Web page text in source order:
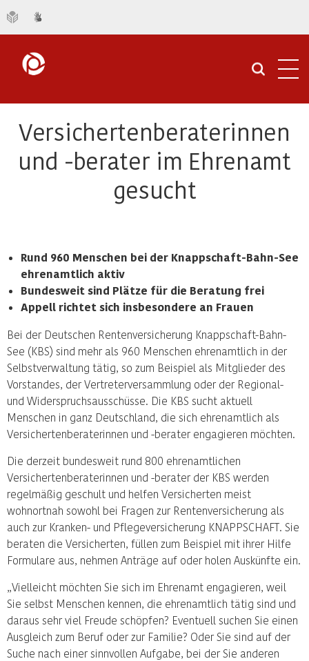
Versichertenberaterinnen
und -berater im Ehrenamt
gesucht
Rund 960 Menschen bei der Knappschaft-Bahn-See
ehrenamtlich aktiv
Bundesweit sind Plätze für die Beratung frei
Appell richtet sich insbesondere an Frauen
Bei der Deutschen Rentenversicherung Knappschaft-Bahn-
See (KBS) sind mehr als 960 Menschen ehrenamtlich in der
Selbstverwaltung tätig, so zum Beispiel als Mitglieder des
Vorstandes, der Vertreterversammlung oder der Regional-
und Widerspruchsausschüsse. Die KBS sucht aktuell
Menschen in ganz Deutschland, die sich ehrenamtlich als
Versichertenberaterinnen und -berater engagieren möchten.
Die derzeit bundesweit rund 800 ehrenamtlichen
Versichertenberaterinnen und -berater der KBS werden
regelmäßig geschult und helfen Versicherten meist
wohnortnah sowohl bei Fragen zur Rentenversicherung als
auch zur Kranken- und Pflegeversicherung KNAPPSCHAFT. Sie
beraten die Versicherten, füllen zum Beispiel mit ihrer Hilfe
Formulare aus, nehmen Anträge auf oder holen Auskünfte ein.
„Vielleicht möchten Sie sich im Ehrenamt engagieren, weil
Sie selbst Menschen kennen, die ehrenamtlich tätig sind und
daraus sehr viel Freude schöpfen? Eventuell suchen Sie einen
Ausgleich zum Beruf oder zur Familie? Oder Sie sind auf der
Suche nach einer sinnvollen Aufgabe, bei der Sie anderen